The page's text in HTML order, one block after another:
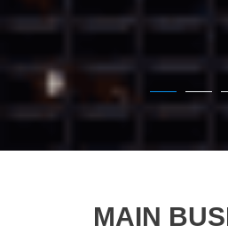
MAIN